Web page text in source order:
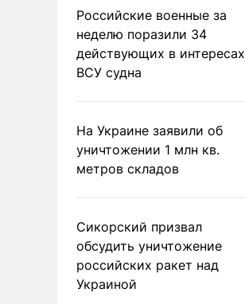
Российские военные за
неделю поразили 34
действующих в интересах
ВСУ судна
На Украине заявили об
уничтожении 1 млн кв.
метров складов
Сикорский призвал
обсудить уничтожение
российских ракет над
Украиной